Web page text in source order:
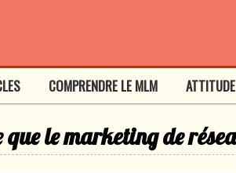
COMPRENDRE LE MLM
que le marketing de